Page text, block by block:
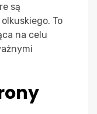
są
To
na celu